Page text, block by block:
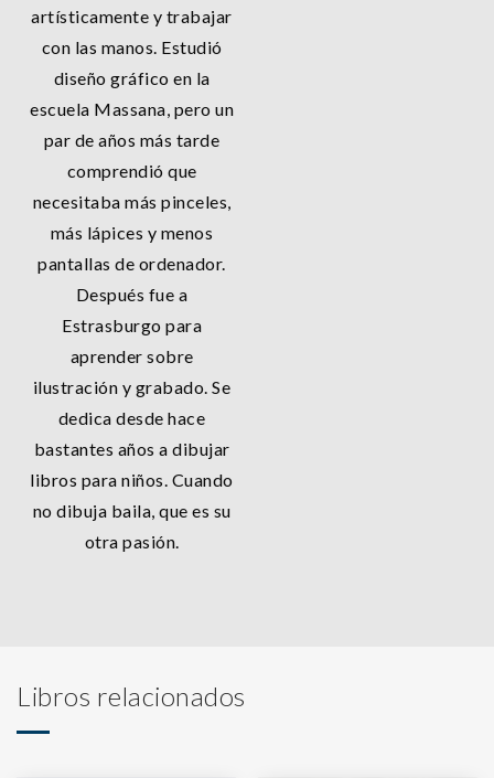
artísticamente y trabajar
con las manos. Estudió
diseño gráfico en la
escuela Massana, pero un
par de años más tarde
comprendió que
necesitaba más pinceles,
más lápices y menos
pantallas de ordenador.
Después fue a
Estrasburgo para
aprender sobre
ilustración y grabado. Se
dedica desde hace
bastantes años a dibujar
libros para niños. Cuando
no dibuja baila, que es su
otra pasión.
Libros relacionados